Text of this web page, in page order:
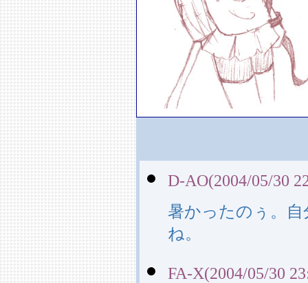
D-AO(2004/05/30
暑かったのぅ。
ね。
FA-X(2004/05/30